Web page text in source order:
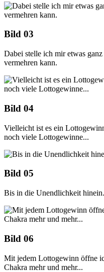
Bild 03
Dabei stelle ich mir etwas
vermehren kann.
Bild 04
Vielleicht ist es ein
noch viele Lottogewinne...
Bild 05
Bis in die Unendlichkeit hinein.
Bild 06
Mit jedem Lottogewinn öffne
Chakra mehr und mehr...